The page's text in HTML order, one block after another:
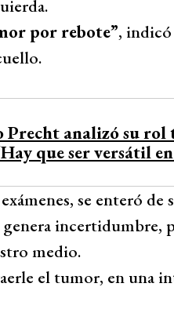
por rebote”, indicó
analizó su
que ser versátil
se enteró de
genera incertidumbre,
medio.
el tumor, en una